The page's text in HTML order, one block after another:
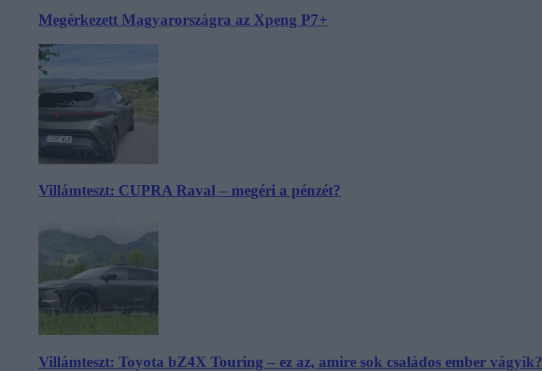
Megérkezett Magyarországra az Xpeng P7+
Villámteszt: CUPRA Raval – megéri a pénzét?
Villámteszt: Toyota bZ4X Touring – ez az, amire sok családos ember vágyik?